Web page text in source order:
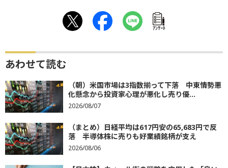
ｱﾝｹｰﾄ
あわせて読む
（朝）米国市場は3指数揃って下落 中東情勢悪
化懸念から投資家心理が悪化し売り優...
2026/08/07
（まとめ）日経平均は617円安の65,683円で反
落 半導体株に売りも好業績銘柄が支え
2026/08/06